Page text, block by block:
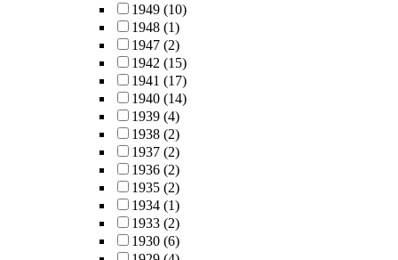
1949 (10)
1948 (1)
1947 (2)
1942 (15)
1941 (17)
1940 (14)
1939 (4)
1938 (2)
1937 (2)
1936 (2)
1935 (2)
1934 (1)
1933 (2)
1930 (6)